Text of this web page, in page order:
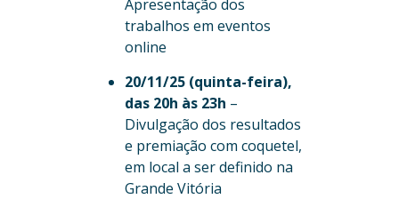
Apresentação dos
trabalhos em eventos
online
20/11/25 (quinta-feira),
das 20h às 23h –
Divulgação dos resultados
e premiação com coquetel,
em local a ser definido na
Grande Vitória